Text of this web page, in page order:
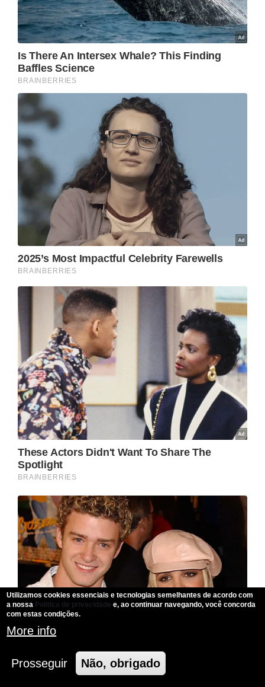
Utilizamos cookies essenciais e tecnologias semelhantes de acordo com
a nossa Politica de privacidade e, ao continuar navegando, você concorda
com estas condições.
More info
Prosseguir Não, obrigado